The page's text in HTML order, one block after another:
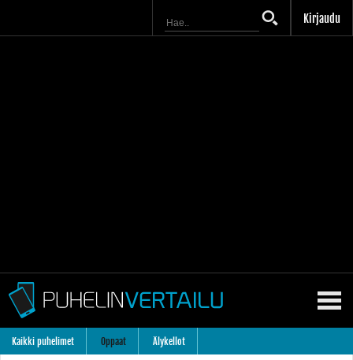
Kirjaudu
Kaikki puhelimet Oppaat Älykellot